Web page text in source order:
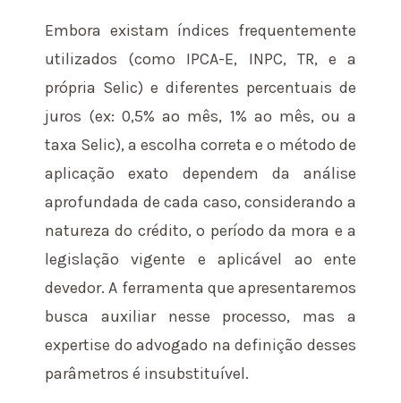
Embora existam índices frequentemente
utilizados (como IPCA-E, INPC, TR, e a
própria Selic) e diferentes percentuais de
juros (ex: 0,5% ao mês, 1% ao mês, ou a
taxa Selic), a escolha correta e o método de
aplicação exato dependem da análise
aprofundada de cada caso, considerando a
natureza do crédito, o período da mora e a
legislação vigente e aplicável ao ente
devedor. A ferramenta que apresentaremos
busca auxiliar nesse processo, mas a
expertise do advogado na definição desses
parâmetros é insubstituível.